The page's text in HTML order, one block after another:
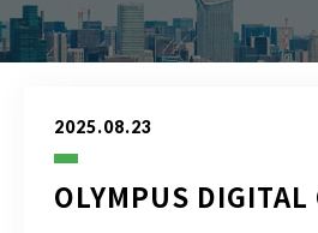
2025.08.23
OLYMPUS DIGITAL
物件情報
お客様の声